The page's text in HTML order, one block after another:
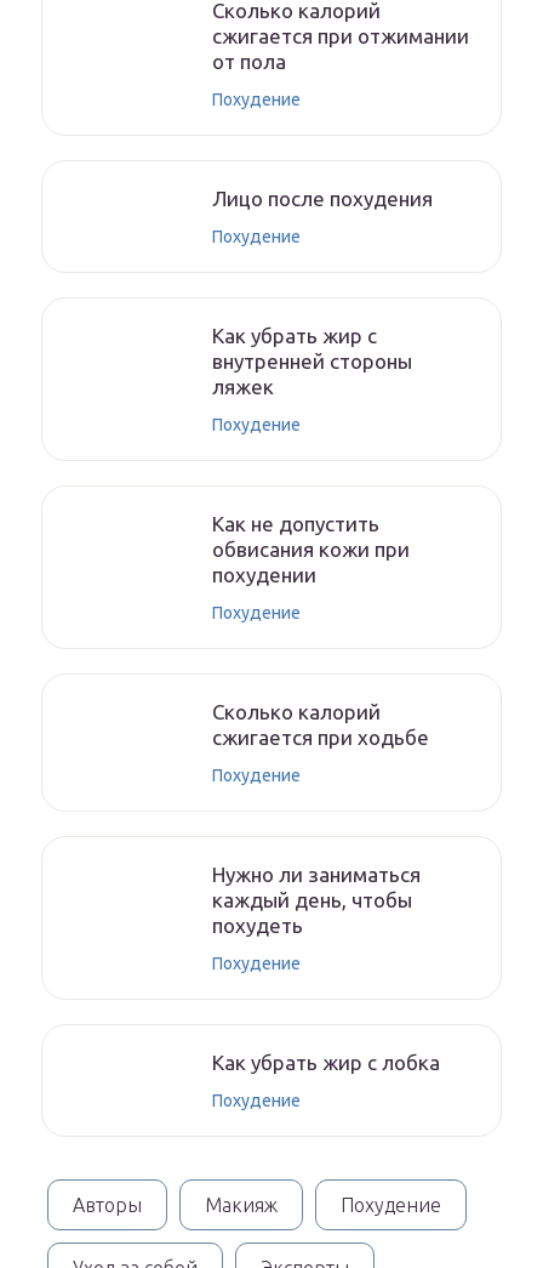
Сколько калорий
сжигается при отжимании
от пола
Похудение
Лицо после похудения
Похудение
Как убрать жир с
внутренней стороны
ляжек
Похудение
Как не допустить
обвисания кожи при
похудении
Похудение
Сколько калорий
сжигается при ходьбе
Похудение
Нужно ли заниматься
каждый день, чтобы
похудеть
Похудение
Как убрать жир с лобка
Похудение
Авторы Макияж Похудение